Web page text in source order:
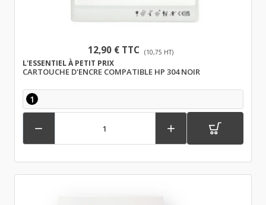
12,90 € TTC (10,75 HT)
L'ESSENTIEL À PETIT PRIX
CARTOUCHE D'ENCRE COMPATIBLE HP 304 NOIR
1
 